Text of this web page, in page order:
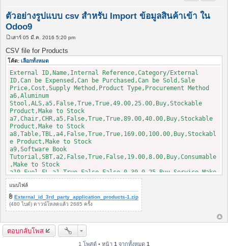
ตัวอย่างรูปแบบ csv สำหรับ Import ข้อมูลสินค้าเข้า ใน
Odoo9
พ
ส
ต์
เสาร์ 05 มี.ค. 2016 5:20 pm
CSV file for Products
โค้ด: เลือกทั้งหมด
External ID,Name,Internal Reference,Category/External
ID,Can be Expensed,Can be Purchased,Can be Sold,Sale
Price,Cost,Supply Method,Product Type,Procurement Method
a6,Aluminum
Stool,ALS,a5,False,True,True,49.00,25.00,Buy,Stockable
Product,Make to Stock
a7,Chair,CHR,a5,False,True,True,89.00,40.00,Buy,Stockable
Product,Make to Stock
a8,Table,TBL,a4,False,True,True,169.00,100.00,Buy,Stockabl
e Product,Make to Stock
a9,Software Book
Tutorial,SBT,a2,False,True,False,19.00,8.00,Buy,Consumable
,Make to Stock
a10,Fuel,FL,a1,True,False,False,0.30,0.25,Buy,Service,Make
to Stock
แนบไฟล์
External_id_3rd_party_application_products-1.zip
(480 ไบต์) ดาวน์โหลดแล้ว 2685 ครั้ง
ตอบกลับโพส
1 โพสต์ • หน้า 1 จากทั้งหมด 1